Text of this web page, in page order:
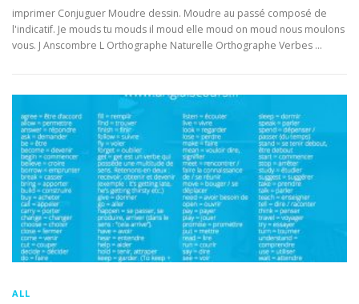
imprimer Conjuguer Moudre dessin. Moudre au passé composé de
l'indicatif. Je mouds tu mouds il moud elle moud on moud nous moulons
vous. J Anscombre L Orthographe Naturelle Orthographe Verbes …
ALL